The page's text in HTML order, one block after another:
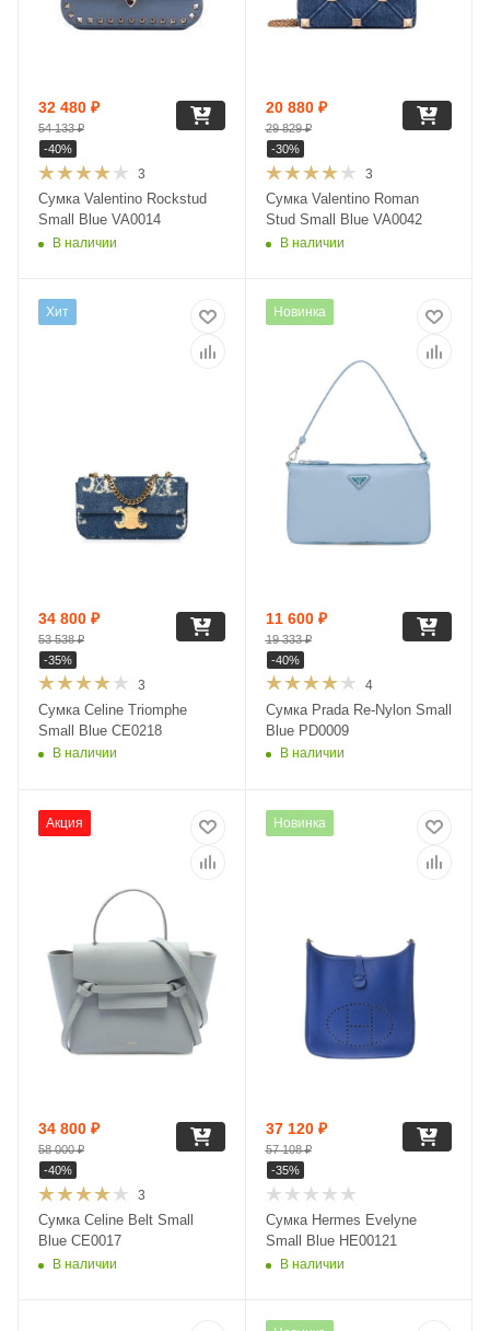
3
Сумка Valentino Rockstud
Small Blue VA0014
В наличии
32 480 ₽
54 133₽
-40%
3
Сумка Valentino Roman
Stud Small Blue VA0042
В наличии
20 880₽
29 829₽
-30%
Хит
3
Сумка Celine Triomphe
Small Blue CE0218
В наличии
34 800 ₽
53 538₽
-35%
Новинка
4
Сумка Prada Re-Nylon Small
Blue PD0009
В наличии
11 600₽
19 333₽
-40%
Акция
3
Сумка Celine Belt Small
Blue CE0017
В наличии
34 800 ₽
58 000₽
-40%
Новинка
Сумка Hermes Evelyne
Small Blue HE00121
В наличии
37 120₽
57 108₽
-35%